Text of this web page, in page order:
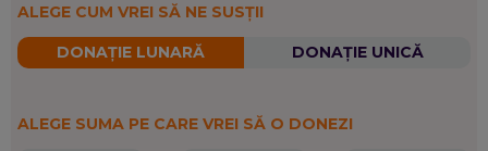
ALEGE CUM VREI SĂ NE SUSȚII
DONAȚIE LUNARĂ DONAȚIE UNICĂ
ALEGE SUMA PE CARE VREI SĂ O DONEZI